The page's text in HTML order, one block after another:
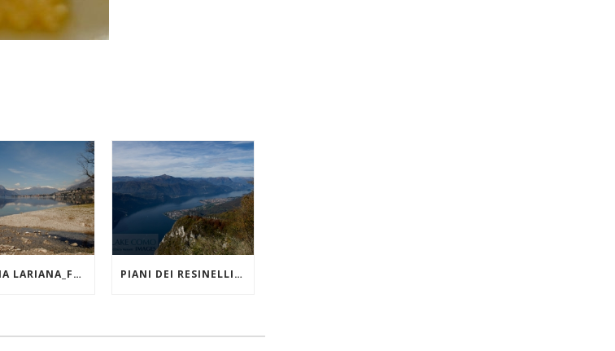
ABBADIA LARIANA_FOCE DEL TORRENTE ZERBO PIANI DEI RESINELLI_ FORCELLINO_VISTA VERSO NORD